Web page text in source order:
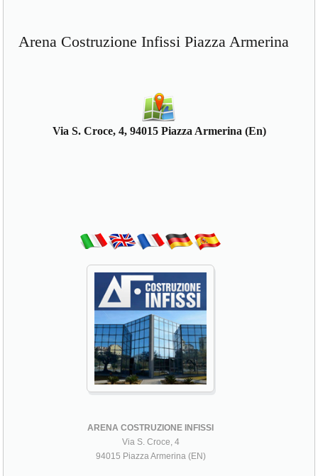
Arena Costruzione Infissi Piazza Armerina
Via S. Croce, 4, 94015 Piazza Armerina (En)
ARENA COSTRUZIONE INFISSI
Via S. Croce, 4
94015 Piazza Armerina (EN)